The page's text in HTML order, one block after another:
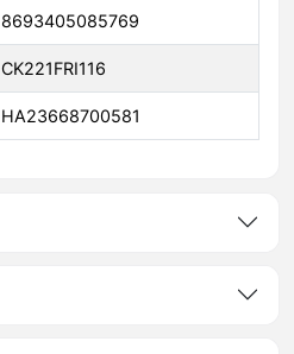
8693405085769
CK221FRI116
HA23668700581